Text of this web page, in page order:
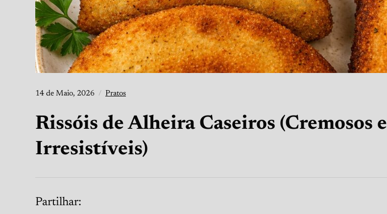
14 de Maio, 2026 Pratos
Rissóis de Alheira Caseiros (Cremosos e
Irresistíveis)
Partilhar: